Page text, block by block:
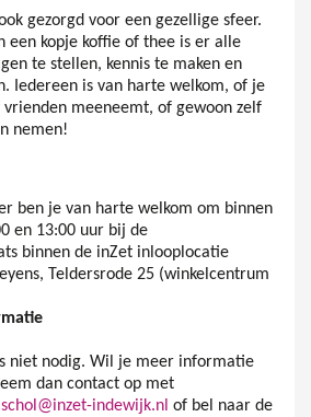
gezorgd voor een gezellige sfeer.
een kopje koffie of thee is er alle
te stellen, kennis te maken en
Iedereen is van harte welkom, of je
meeneemt, of gewoon zelf
nemen!
ben je van harte welkom om binnen
en 13:00 uur bij de
binnen de inZet inlooplocatie
Teldersrode 25 (winkelcentrum
niet nodig. Wil je meer informatie
dan contact op met
indewijk.nl of bel naar de